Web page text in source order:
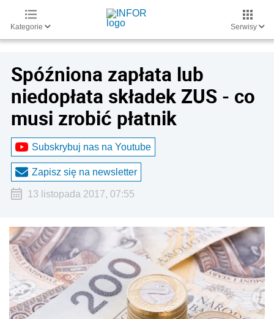
Kategorie Serwisy
Spóźniona zapłata lub
niedopłata składek ZUS - co
musi zrobić płatnik
Subskrybuj nas na Youtube
Zapisz się na newsletter
13 listopada 2017, 07:55